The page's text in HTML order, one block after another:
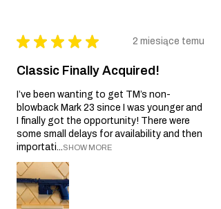
★ ★ ★ ★ ★ 2 miesiące temu
Classic Finally Acquired!
I’ve been wanting to get TM’s non-
blowback Mark 23 since I was younger and
I finally got the opportunity! There were
some small delays for availability and then
importati...SHOW MORE